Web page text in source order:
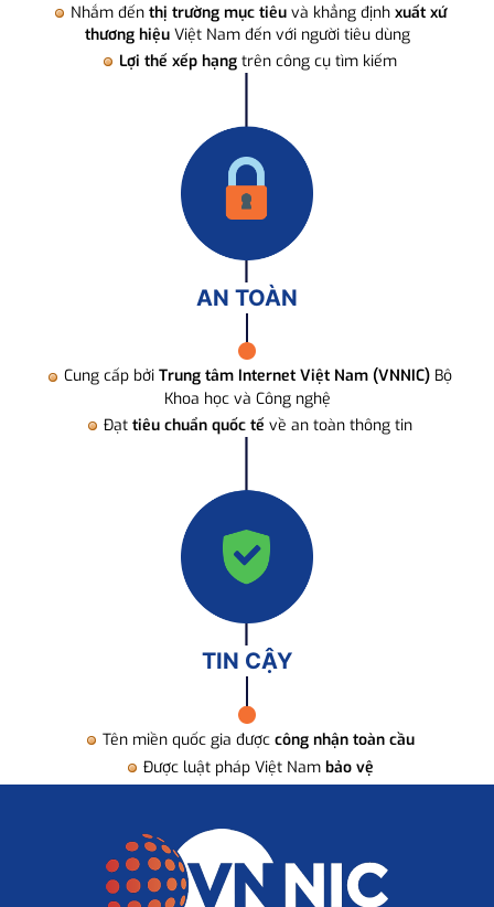
Nhắm đến thị trường mục tiêuvà khẳng định xuất xứ
thương hiệuViệt Nam đến với người tiêu dùng
Lợi thế xếp hạng trên công cụ tìm kiếm
AN TOÀN
Cung cấp bởi Trung tâm Internet Việt Nam (VNNIC) Bộ
Khoa học và Công nghệ
Đạt tiêu chuẩn quốc tế về an toàn thông tin
TIN CẬY
Tên miền quốc gia được công nhận toàn cầu
Được luật pháp Việt Nam bảo vệ